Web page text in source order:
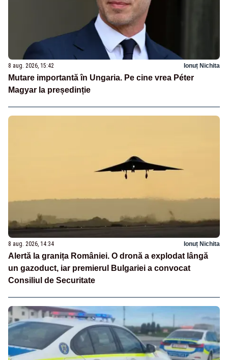
8 aug. 2026, 15:42 Ionuț Nichita
Mutare importantă în Ungaria. Pe cine vrea Péter
Magyar la președinție
8 aug. 2026, 14:34 Ionuț Nichita
Alertă la granița României. O dronă a explodat lângă
un gazoduct, iar premierul Bulgariei a convocat
Consiliul de Securitate